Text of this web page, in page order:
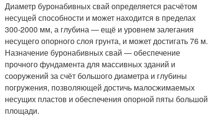
Диаметр буронабивных свай определяется расчётом
несущей способности и может находится в пределах
300-2000 мм, а глубина — ещё и уровнем залегания
несущего опорного слоя грунта, и может достигать 76 м.
Назначение буронабивных свай — обеспечение
прочного фундамента для массивных зданий и
сооружений за счёт большого диаметра и глубины
погружения, позволяющей достичь малосжимаемых
несущих пластов и обеспечения опорной пяты большой
площади.